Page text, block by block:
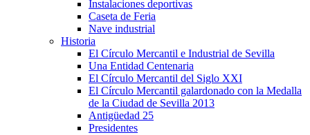
Instalaciones deportivas
Caseta de Feria
Nave industrial
Historia
El Círculo Mercantil e Industrial de Sevilla
Una Entidad Centenaria
El Círculo Mercantil del Siglo XXI
El Círculo Mercantil galardonado con la Medalla
de la Ciudad de Sevilla 2013
Antigüedad 25
Presidentes